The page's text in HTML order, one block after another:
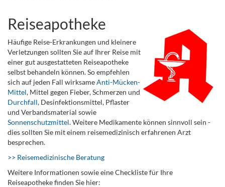
Reiseapotheke
Häufige Reise-Erkrankungen und kleinere
Verletzungen sollten Sie auf Ihrer Reise mit
einer gut ausgestatteten Reiseapotheke
selbst behandeln können. So empfehlen
sich auf jeden Fall wirksameAnti-Mücken-
Mittel, Mittel gegen Fieber, Schmerzen und
Durchfall, Desinfektionsmittel, Pflaster
und Verbandsmaterial sowie
Sonnenschutzmittel. Weitere Medikamente können sinnvoll sein -
dies sollten Sie mit einem reisemedizinisch erfahrenen Arzt
besprechen.
>> Reisemedizinische Beratung
Weitere Informationen sowie eine Checkliste für Ihre
Reiseapotheke finden Sie hier: